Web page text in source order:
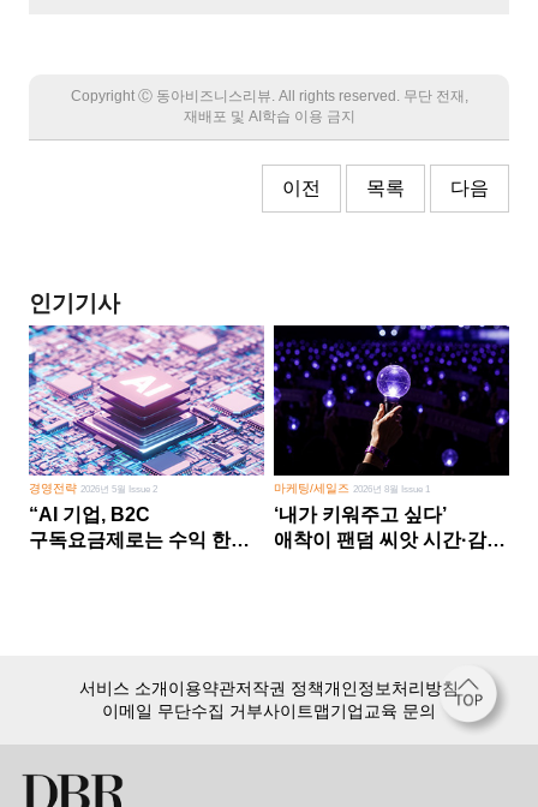
Copyright Ⓒ 동아비즈니스리뷰. All rights reserved. 무단 전재,
재배포 및 AI학습 이용 금지
이전 목록 다음
인기기사
경영전략 2026년 5월 Issue 2
“AI 기업, B2C
구독요금제로는 수익 한계
마케팅/세일즈 2026년 8월 Issue 1
‘내가 키워주고 싶다’
애착이 팬덤 씨앗 시간·감정
서비스 소개이용약관저작권 정책개인정보처리방침
이메일 무단수집 거부사이트맵기업교육 문의